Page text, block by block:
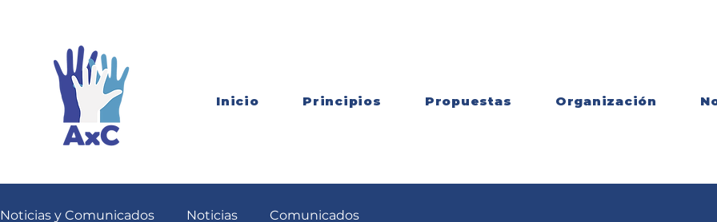
Inicio Principios Propuestas Organización
Noticias y Comunicados Noticias Comunicados